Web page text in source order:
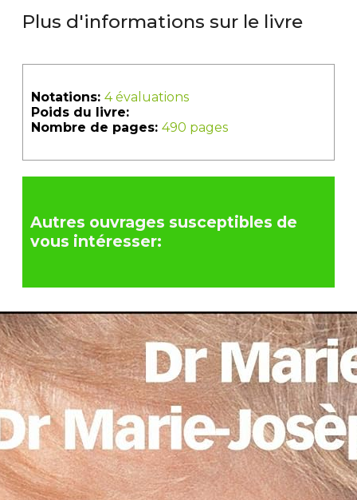
Plus d'informations sur le livre
Notations: 4 évaluations
Poids du livre:
Nombre de pages: 490 pages
Autres ouvrages susceptibles de
vous intéresser: